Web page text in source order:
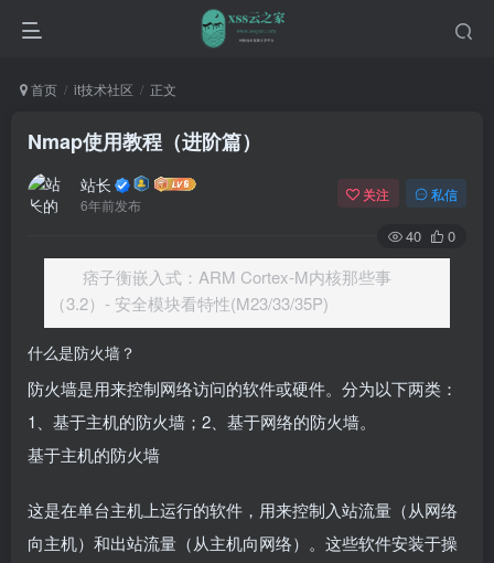
首页 it技术社区 正文
Nmap使用教程（进阶篇）
站长
6年前发布
关注 私信
40 0
痞子衡嵌入式：ARM Cortex-M内核那些事
（3.2）- 安全模块看特性(M23/33/35P)
什么是防火墙？
防火墙是用来控制网络访问的软件或硬件。分为以下两类：
1、基于主机的防火墙；2、基于网络的防火墙。
基于主机的防火墙
这是在单台主机上运行的软件，用来控制入站流量（从网络
向主机）和出站流量（从主机向网络）。这些软件安装于操